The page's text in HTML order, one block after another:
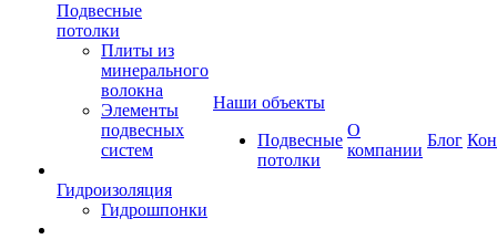
Подвесные
потолки
Плиты из
минерального
волокна
Элементы
подвесных
систем
Гидроизоляция
Гидрошпонки
Наши объекты
Подвесные
потолки
О
компании
Блог